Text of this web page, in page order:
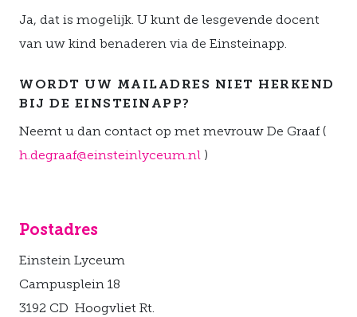
Ja, dat is mogelijk. U kunt de lesgevende docent
van uw kind benaderen via de Einsteinapp.
WORDT UW MAILADRES NIET HERKEND
BIJ DE EINSTEINAPP?
Neemt u dan contact op met mevrouw De Graaf (
h.degraaf@einsteinlyceum.nl )
Postadres
Einstein Lyceum
Campusplein 18
3192 CD Hoogvliet Rt.